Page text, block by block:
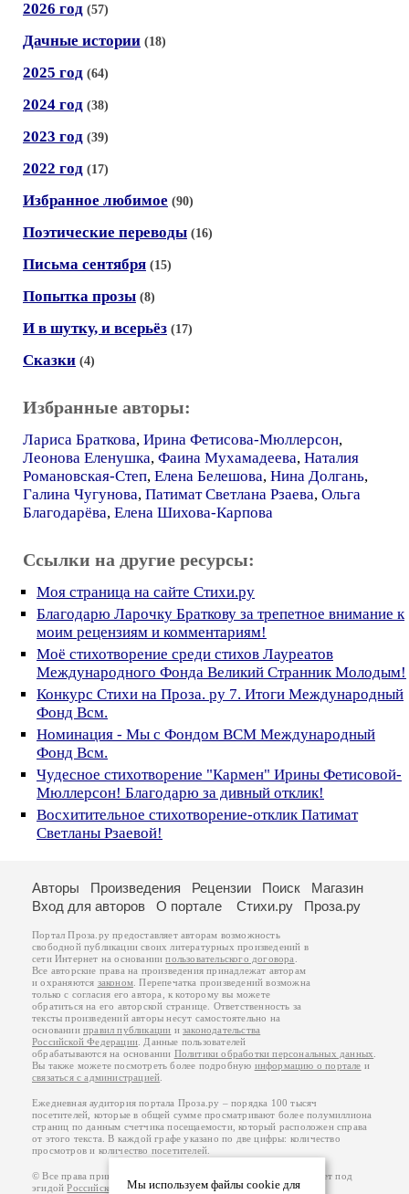
2026 год (57)
Дачные истории (18)
2025 год (64)
2024 год (38)
2023 год (39)
2022 год (17)
Избранное любимое (90)
Поэтические переводы (16)
Письма сентября (15)
Попытка прозы (8)
И в шутку, и всерьёз (17)
Сказки (4)
Избранные авторы:
Лариса Браткова, Ирина Фетисова-Мюллерсон,
Леонова Еленушка, Фаина Мухамадеева, Наталия
Романовская-Степ, Елена Белешова, Нина Долгань,
Галина Чугунова, Патимат Светлана Рзаева, Ольга
Благодарёва, Елена Шихова-Карпова
Ссылки на другие ресурсы:
Моя страница на сайте Стихи.ру
Благодарю Ларочку Браткову за трепетное внимание к
моим рецензиям и комментариям!
Моё стихотворение среди стихов Лауреатов
Международного Фонда Великий Странник Молодым!
Конкурс Стихи на Проза. ру 7. Итоги Международный
Фонд Всм.
Номинация - Мы с Фондом ВСМ Международный
Фонд Всм.
Чудесное стихотворение "Кармен" Ирины Фетисовой-
Мюллерсон! Благодарю за дивный отклик!
Восхитительное стихотворение-отклик Патимат
Светланы Рзаевой!
Мы используем файлы cookie для
Авторы Произведения Рецензии Поиск
Магазин
Вход для авторов
О портале Стихи.ру Проза.ру
Портал Проза.ру предоставляет авторам возможность
свободной публикации своих литературных произведений в
сети Интернет на основаниипользовательского договора
Все авторские права на произведения принадлежат авторам
и охраняются законом . Перепечатка произведений возможна
только с согласия его автора, к которому вы можете
обратиться на его авторской странице. Ответственность за
тексты произведений авторы несут самостоятельно на
основанииправил публикации изаконодательства
Российской Федерации . Данные пользователей
обрабатываются на основании Политики обработки персональных данных
Вы также можете посмотреть более подробную информацию о портале и
связаться с администрацией
Ежедневная аудитория портала Проза.ру – порядка 100 тысяч
посетителей, которые в общей сумме просматривают более полумиллиона
страниц по данным счетчика посещаемости, который расположен справа
от этого текста. В каждой графе указано по две цифры: количество
просмотров и количество посетителей.
© Все права принадлежат авторам, 2000-2026. Портал работает под
эгидойРоссийского союза писателей.18+